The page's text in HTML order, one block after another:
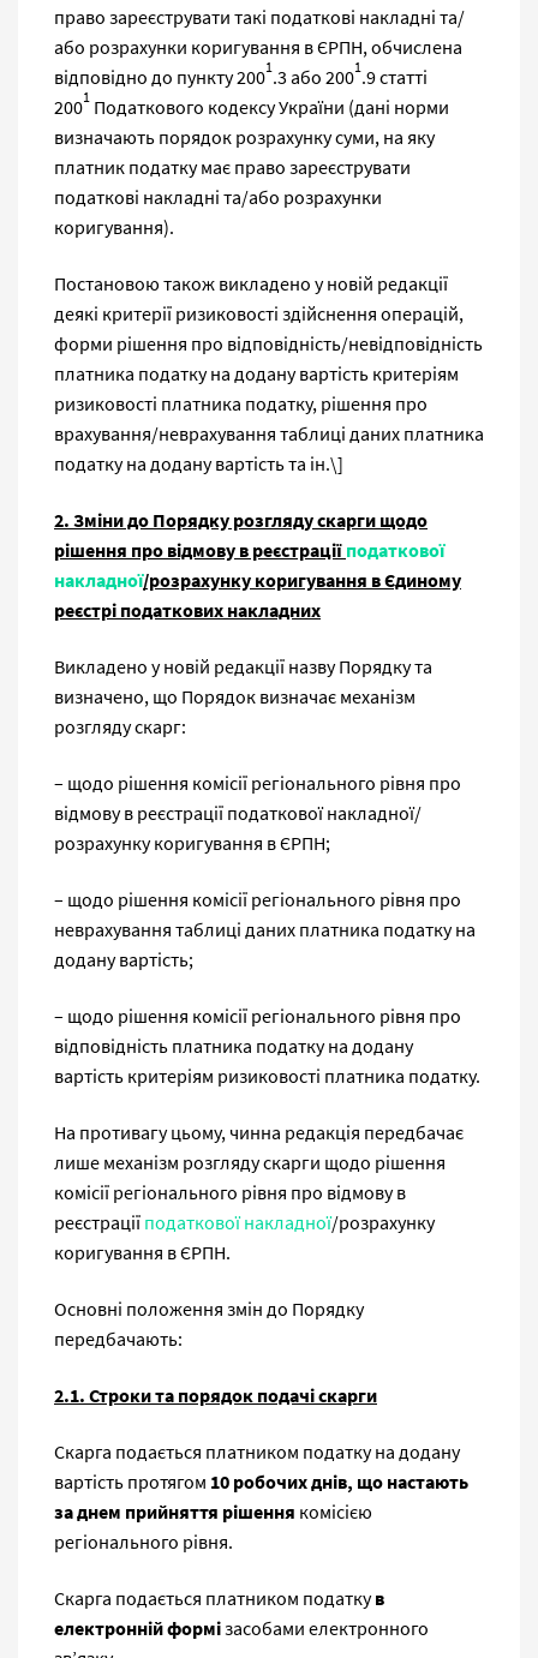
право зареєструвати такі податкові накладні та/
або розрахунки коригування в ЄРПН, обчислена
відповідно до пункту 2001.3 або 2001.9 статті
2001 Податкового кодексу України (дані норми
визначають порядок розрахунку суми, на яку
платник податку має право зареєструвати
податкові накладні та/або розрахунки
коригування).
Постановою також викладено у новій редакції
деякі критерії ризиковості здійснення операцій,
форми рішення про відповідність/невідповідність
платника податку на додану вартість критеріям
ризиковості платника податку, рішення про
врахування/неврахування таблиці даних платника
податку на додану вартість та ін.\]
2. Зміни до Порядку розгляду скарги щодо
рішення про відмову в реєстрації податкової
накладної/розрахунку коригування в Єдиному
реєстрі податкових накладних
Викладено у новій редакції назву Порядку та
визначено, що Порядок визначає механізм
розгляду скарг:
– щодо рішення комісії регіонального рівня про
відмову в реєстрації податкової накладної/
розрахунку коригування в ЄРПН;
– щодо рішення комісії регіонального рівня про
неврахування таблиці даних платника податку на
додану вартість;
– щодо рішення комісії регіонального рівня про
відповідність платника податку на додану
вартість критеріям ризиковості платника податку.
На противагу цьому, чинна редакція передбачає
лише механізм розгляду скарги щодо рішення
комісії регіонального рівня про відмову в
реєстрації податкової накладної/розрахунку
коригування в ЄРПН.
Основні положення змін до Порядку
передбачають:
2.1. Строки та порядок подачі скарги
Скарга подається платником податку на додану
вартість протягом 10 робочих днів, що настають
за днем прийняття рішення комісією
регіонального рівня.
Скарга подається платником податкув
електронній формізасобами електронного